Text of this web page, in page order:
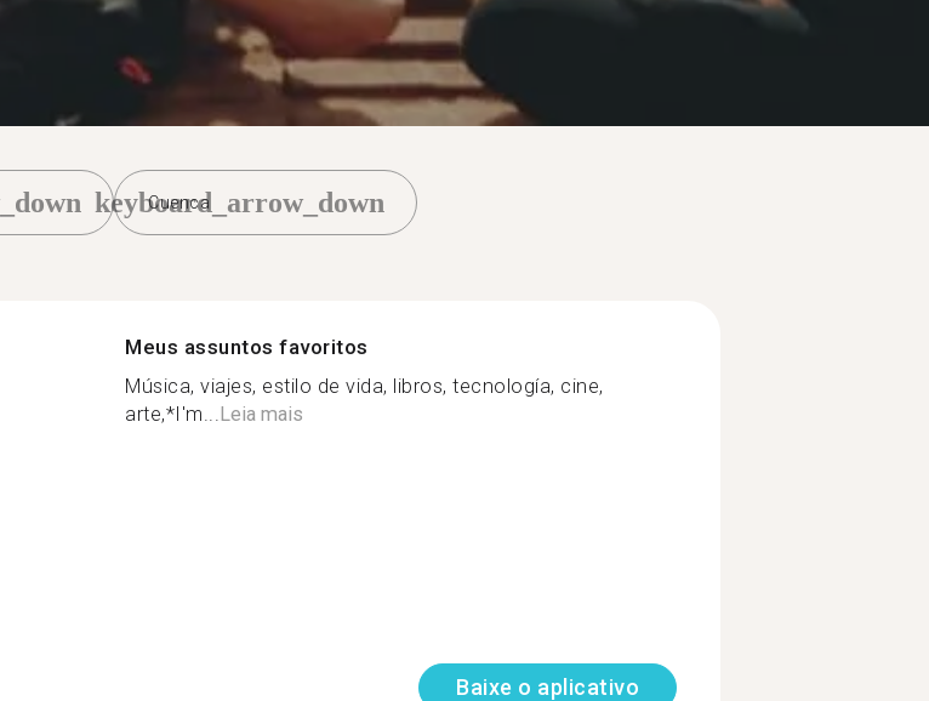
Cuenca
keyboard_arrow_down
Meus assuntos favoritos
Música, viajes, estilo de vida, libros, tecnología, cine,
arte,*I'm...Leia mais
Baixe o aplicativo